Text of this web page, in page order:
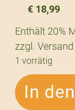
€ 18,99
Enthält 20%
zzgl. Versand
1 vorrätig
In